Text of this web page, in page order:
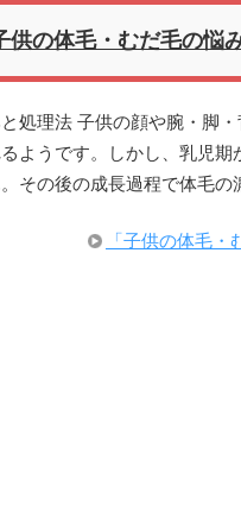
供の体毛・むだ毛の悩
処理法 子供の顔や腕・脚
ようです。しかし、乳児
その後の成長過程で体毛の
「子供の体毛